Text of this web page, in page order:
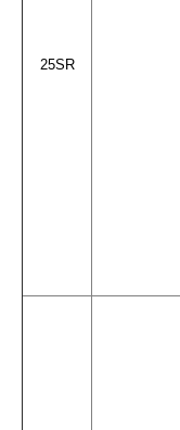
25SR